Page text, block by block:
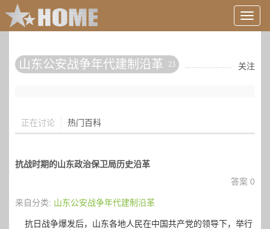
用
户
登
山东公安战争年代建制沿革 23 关注
正在讨论 热门百科
抗战时期的山东政治保卫局历史沿革
答案 0
来自分类: 山东公安战争年代建制沿革
抗日战争爆发后，山东各地人民在中国共产党的领导下，举行